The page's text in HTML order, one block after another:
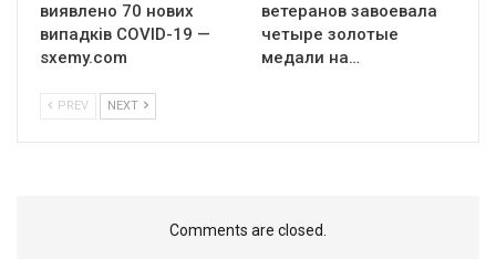
виявлено 70 нових
випадків COVID-19 —
sxemy.com
ветеранов завоевала
четыре золотые
медали на…
PREV NEXT
Comments are closed.